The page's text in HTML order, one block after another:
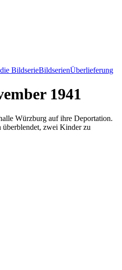
BildserieBildserienÜberlieferung
1941
Würzburg auf ihre Deportation.
zwei Kinder zu